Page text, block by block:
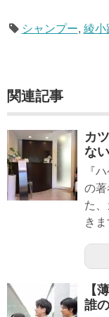
シャンプー, 綾小
関連記事
カ
な
『
の著
た
き
【
誰